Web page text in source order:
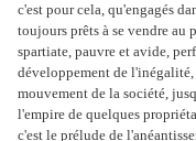
c'est pour cela, qu'engagés
toujours prêts à se vendre
spartiate, pauvre et avide,
développement de l'inégalité,
mouvement de la société,
l'empire de quelques
c'est le prélude de